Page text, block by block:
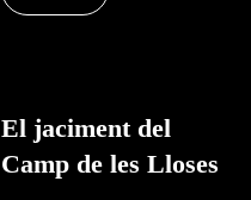
El jaciment del
Camp de les Lloses